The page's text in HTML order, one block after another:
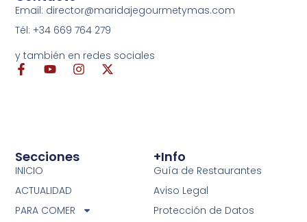
+info
Guía de Restaurantes
Aviso Legal
Protección de Datos
Secciones
INICIO
ACTUALIDAD
PARA COMER
Email: director@maridajegourmetymas.com
Tél: +34 669 764 279
y también en redes sociales